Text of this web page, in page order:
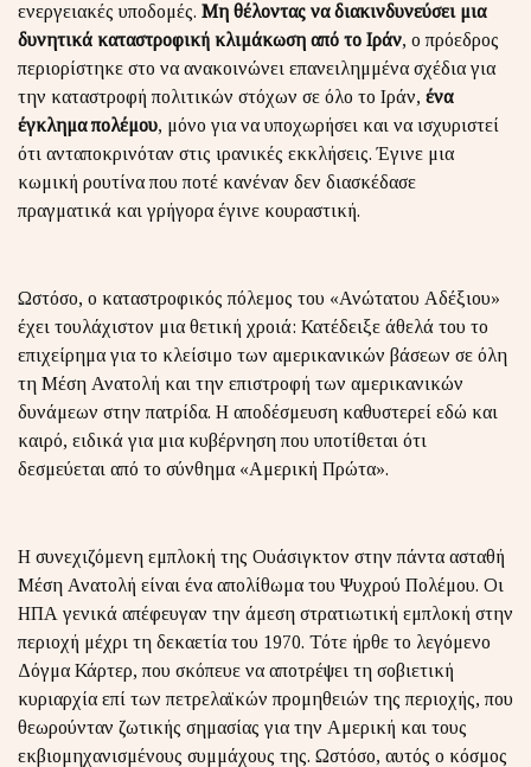
ενεργειακές υποδομές. Μη θέλοντας να διακινδυνεύσει μια
δυνητικά καταστροφική κλιμάκωση από το Ιράν, ο πρόεδρος
περιορίστηκε στο να ανακοινώνει επανειλημμένα σχέδια για
την καταστροφή πολιτικών στόχων σε όλο το Ιράν, ένα
έγκλημα πολέμου, μόνο για να υποχωρήσει και να ισχυριστεί
ότι ανταποκρινόταν στις ιρανικές εκκλήσεις. Έγινε μια
κωμική ρουτίνα που ποτέ κανέναν δεν διασκέδασε
πραγματικά και γρήγορα έγινε κουραστική.
Ωστόσο, ο καταστροφικός πόλεμος του «Ανώτατου Αδέξιου»
έχει τουλάχιστον μια θετική χροιά: Κατέδειξε άθελά του το
επιχείρημα για το κλείσιμο των αμερικανικών βάσεων σε όλη
τη Μέση Ανατολή και την επιστροφή των αμερικανικών
δυνάμεων στην πατρίδα. Η αποδέσμευση καθυστερεί εδώ και
καιρό, ειδικά για μια κυβέρνηση που υποτίθεται ότι
δεσμεύεται από το σύνθημα «Αμερική Πρώτα».
Η συνεχιζόμενη εμπλοκή της Ουάσιγκτον στην πάντα ασταθή
Μέση Ανατολή είναι ένα απολίθωμα του Ψυχρού Πολέμου. Οι
ΗΠΑ γενικά απέφευγαν την άμεση στρατιωτική εμπλοκή στην
περιοχή μέχρι τη δεκαετία του 1970. Τότε ήρθε το λεγόμενο
Δόγμα Κάρτερ, που σκόπευε να αποτρέψει τη σοβιετική
κυριαρχία επί των πετρελαϊκών προμηθειών της περιοχής, που
θεωρούνταν ζωτικής σημασίας για την Αμερική και τους
εκβιομηχανισμένους συμμάχους της. Ωστόσο, αυτός ο κόσμος